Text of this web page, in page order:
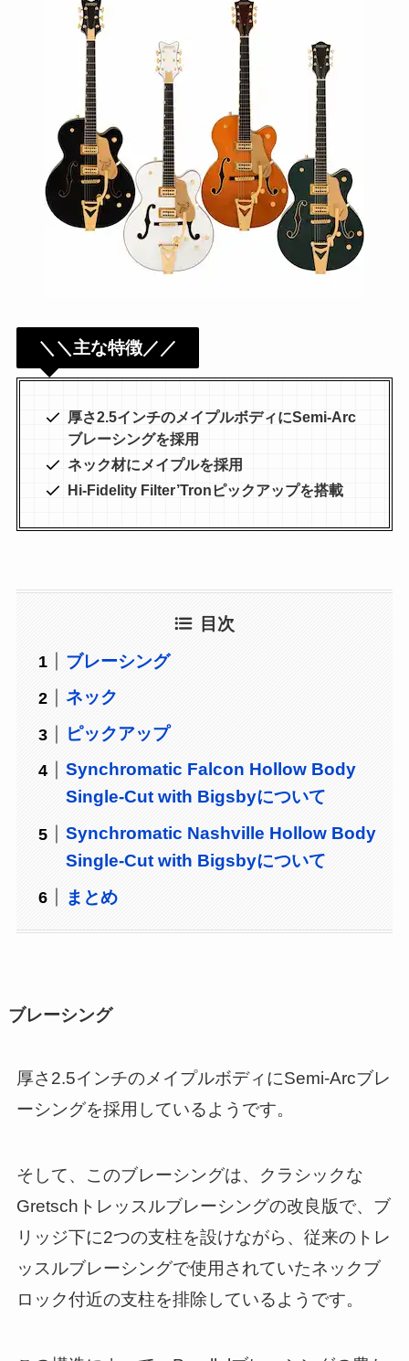
＼＼主な特徴／／
厚さ2.5インチのメイプルボディにSemi-Arc
ブレーシングを採用
ネック材にメイプルを採用
Hi-Fidelity Filter’Tronピックアップを搭載
目次
ブレーシング
ネック
ピックアップ
Synchromatic Falcon Hollow Body
Single-Cut with Bigsbyについて
Synchromatic Nashville Hollow Body
Single-Cut with Bigsbyについて
まとめ
ブレーシング
厚さ2.5インチのメイプルボディにSemi-Arcブレ
ーシングを採用しているようです。
そして、このブレーシングは、クラシックな
Gretschトレッスルブレーシングの改良版で、ブ
リッジ下に2つの支柱を設けながら、従来のトレ
ッスルブレーシングで使用されていたネックブ
ロック付近の支柱を排除しているようです。